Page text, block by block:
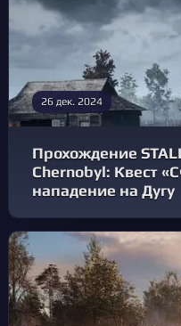
26 дек. 2024
Прохождение
Chernobyl: Квест
нападение на Дугу